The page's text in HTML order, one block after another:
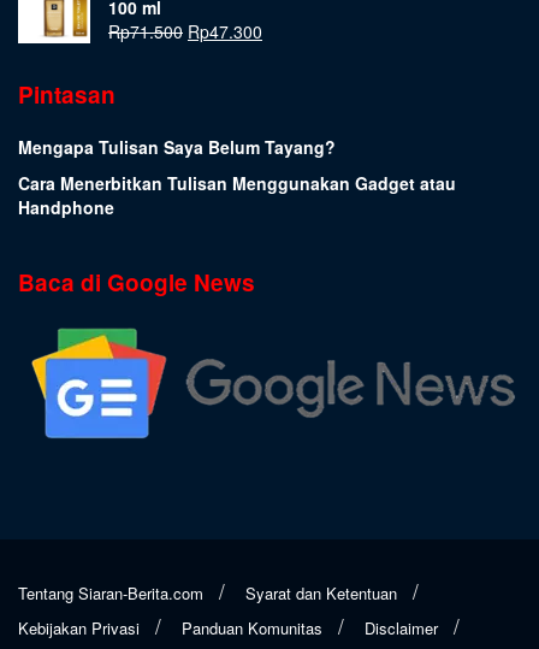
100 ml
Rp71.500 Rp47.300
Pintasan
Mengapa Tulisan Saya Belum Tayang?
Cara Menerbitkan Tulisan Menggunakan Gadget atau
Handphone
Baca di Google News
Tentang Siaran-Berita.com
Syarat dan Ketentuan
Kebijakan Privasi
Panduan Komunitas Disclaimer